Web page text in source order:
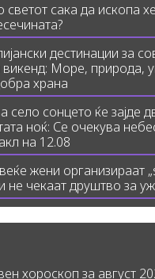
светот сака да ископа
дестинации за
викенд: Море, природа,
храна
село сонцето ќе зајде
ноќ: Се очекува
на 12.08
жени организираат
не чекаат друштво за
хороскоп за август